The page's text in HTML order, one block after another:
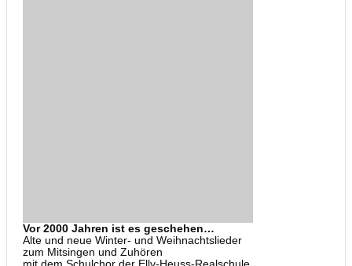
Vor 2000 Jahren ist es geschehen…
Alte und neue Winter- und Weihnachtslieder
zum Mitsingen und Zuhören